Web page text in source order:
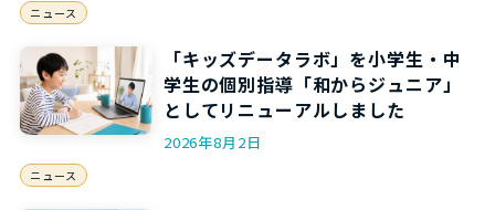
ニュース
「キッズデータラボ」を小学生・中
学生の個別指導「和からジュニア」
としてリニューアルしました
2026年8月2日
ニュース